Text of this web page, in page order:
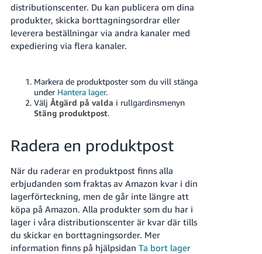
distributionscenter. Du kan publicera om dina
produkter, skicka borttagningsordrar eller
leverera beställningar via andra kanaler med
expediering via flera kanaler.
Markera de produktposter som du vill stänga
under Hantera lager.
Välj Åtgärd på valda i rullgardinsmenyn
Stäng produktpost.
Radera en produktpost
När du raderar en produktpost finns alla
erbjudanden som fraktas av Amazon kvar i din
lagerförteckning, men de går inte längre att
köpa på Amazon. Alla produkter som du har i
lager i våra distributionscenter är kvar där tills
du skickar en borttagningsorder. Mer
information finns på hjälpsidan Ta bort lager